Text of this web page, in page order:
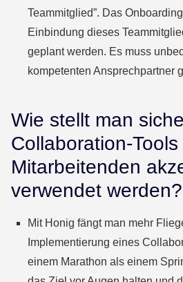
Teammitglied”. Das
Einbindung dieses
geplant werden. Es muss
kompetenten Ansprechpartner
Wie stellt man
Collaboration-Tools
Mitarbeitenden
verwendet werden?
Mit Honig fängt man mehr
Implementierung eines
einem Marathon als einem